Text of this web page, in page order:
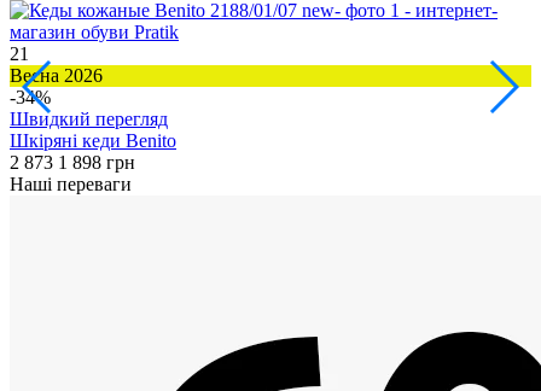
21
Весна 2026
-34%
Швидкий перегляд
Шкіряні кеди Benito
2 873 1 898 грн
Наші переваги